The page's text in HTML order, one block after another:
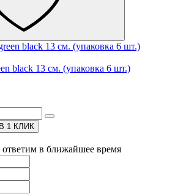
black 13 см. (упаковка 6 шт.)
1 КЛИК
ответим в ближайшее время